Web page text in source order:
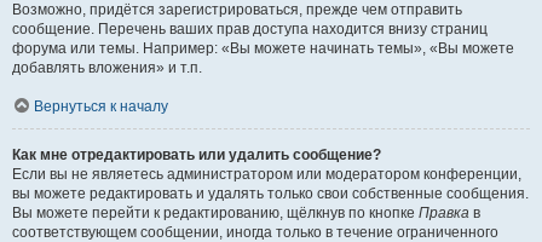
Возможно, придётся зарегистрироваться, прежде чем отправить
сообщение. Перечень ваших прав доступа находится внизу страниц
форума или темы. Например: «Вы можете начинать темы», «Вы можете
добавлять вложения» и т.п.
Вернуться к началу
Как мне отредактировать или удалить сообщение?
Если вы не являетесь администратором или модератором конференции,
вы можете редактировать и удалять только свои собственные сообщения.
Вы можете перейти к редактированию, щёлкнув по кнопке Правка в
соответствующем сообщении, иногда только в течение ограниченного